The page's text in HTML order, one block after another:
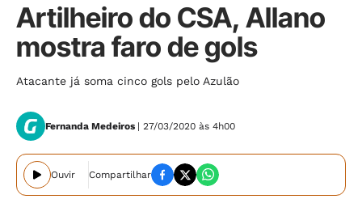
Artilheiro do CSA, Allano
mostra faro de gols
Atacante já soma cinco gols pelo Azulão
Fernanda Medeiros | 27/03/2020 às 4h00
Ouvir Compartilhar